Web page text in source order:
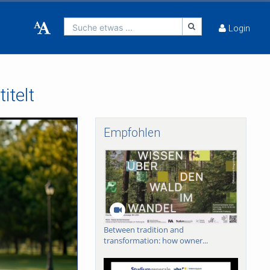
Suche etwas ... Login
Empfohlen
Between tradition and
transformation: how owner...